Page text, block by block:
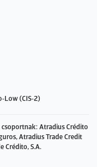
Low (CIS-2)
Atradius Crédito
Atradius Trade Credit
Crédito, S.A.